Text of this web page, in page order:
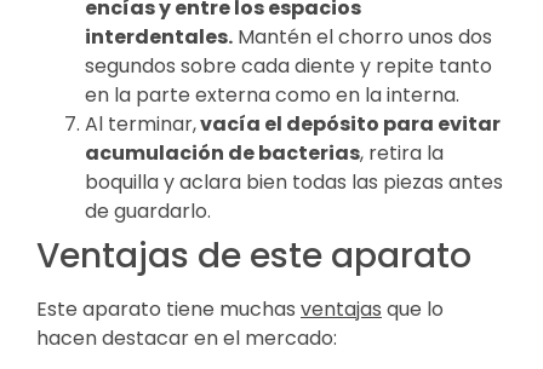
encías y entre los espacios
interdentales. Mantén el chorro unos dos
segundos sobre cada diente y repite tanto
en la parte externa como en la interna.
Al terminar,vacía el depósito para evitar
acumulación de bacterias, retira la
boquilla y aclara bien todas las piezas antes
de guardarlo.
Ventajas de este aparato
Este aparato tiene muchas ventajas que lo
hacen destacar en el mercado: